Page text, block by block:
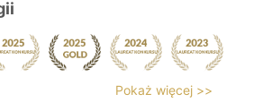
Pokaż więcej >>